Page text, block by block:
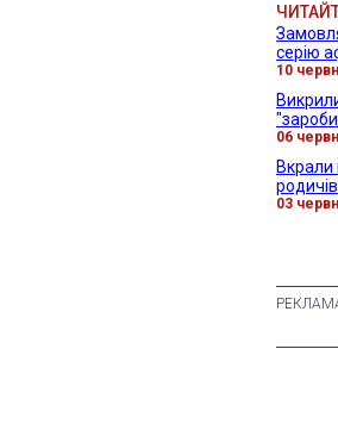
серію
10
06
Вкрали
03